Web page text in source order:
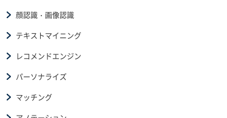
顔認識・画像認識
テキストマイニング
レコメンドエンジン
パーソナライズ
マッチング